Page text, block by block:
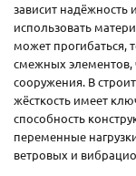
зависит надёжность
использовать
может прогибаться,
смежных элементов,
сооружения. В
жёсткость имеет
способность
переменные
ветровых и